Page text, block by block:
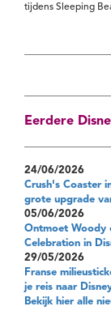
tijdens Sleeping
Eerdere
24/06/2026
Crush's Coaster
grote upgrade
05/06/2026
Ontmoet Woody
Celebration in
29/05/2026
Franse
je reis naar
Bekijk hier alle